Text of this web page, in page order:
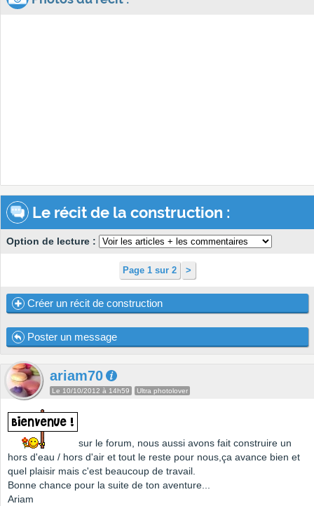
Le récit de la construction :
Option de lecture :
Page 1 sur 2 >
Créer un récit de construction
Poster un message
ariam70
Le 10/10/2012 à 14h59 Ultra photolover
sur le forum, nous aussi avons fait construire un
hors d'eau / hors d'air et tout le reste pour nous,ça avance bien et
quel plaisir mais c'est beaucoup de travail.
Bonne chance pour la suite de ton aventure...
Ariam